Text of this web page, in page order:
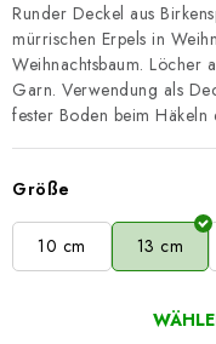
Runder Deckel aus
mürrischen Erpels in
Weihnachtsbaum. Löcher
Garn. Verwendung als
fester Boden beim Häkeln
Größe
10 cm 13 cm